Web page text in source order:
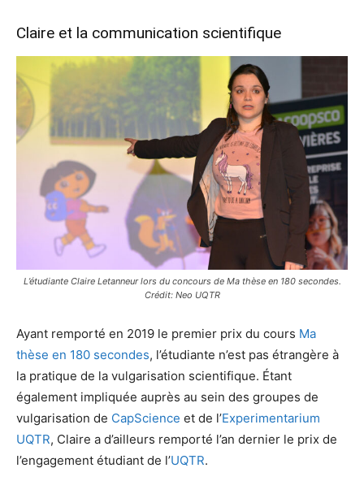
Claire et la communication scientifique
L’étudiante Claire Letanneur lors du concours de Ma thèse en 180 secondes.
Crédit: Neo UQTR
Ayant remporté en 2019 le premier prix du cours Ma
thèse en 180 secondes, l’étudiante n’est pas étrangère à
la pratique de la vulgarisation scientifique. Étant
également impliquée auprès au sein des groupes de
vulgarisation de CapScience et de l’Experimentarium
UQTR, Claire a d’ailleurs remporté l’an dernier le prix de
l’engagement étudiant de l’UQTR.